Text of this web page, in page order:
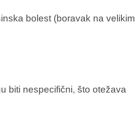
bolest (boravak na velikim
biti nespecifični, što otežava